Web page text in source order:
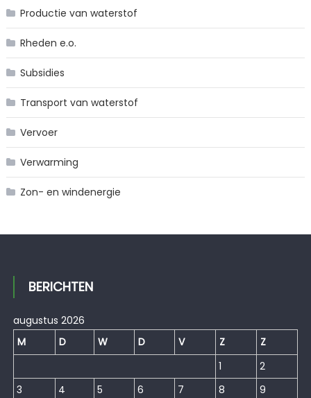
Productie van waterstof
Rheden e.o.
Subsidies
Transport van waterstof
Vervoer
Verwarming
Zon- en windenergie
BERICHTEN
augustus 2026
M
D W D V Z
Z
1
2
3
4 5 6 7 8
9